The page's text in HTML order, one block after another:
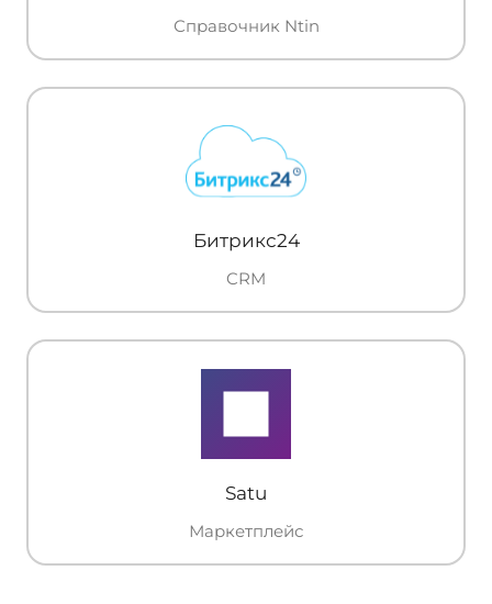
Справочник Ntin
Битрикс24
CRM
Satu
Маркетплейс